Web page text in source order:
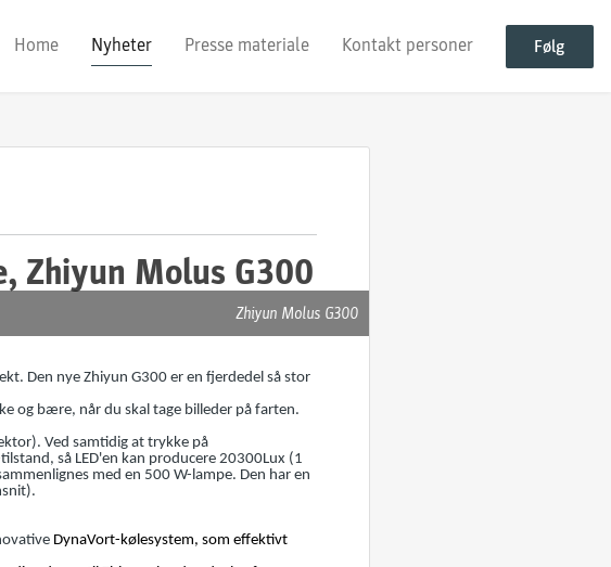
Home Nyheter Presse materiale Kontakt personer Følg
Zhiyun Molus G300
Zhiyun Molus G300
Den nye Zhiyun G300 er en fjerdedel så stor
og bære, når du skal tage billeder på farten.
Ved samtidig at trykke på
så LED'en kan producere 20300Lux (1
med en 500 W-lampe. Den har en
DynaVort-kølesystem, som effektivt